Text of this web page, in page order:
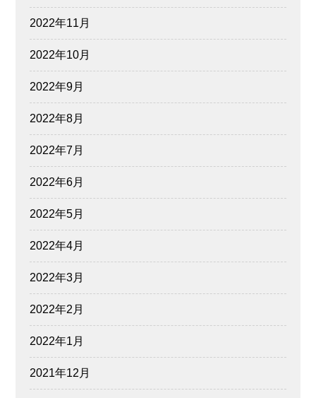
2022年11月
2022年10月
2022年9月
2022年8月
2022年7月
2022年6月
2022年5月
2022年4月
2022年3月
2022年2月
2022年1月
2021年12月